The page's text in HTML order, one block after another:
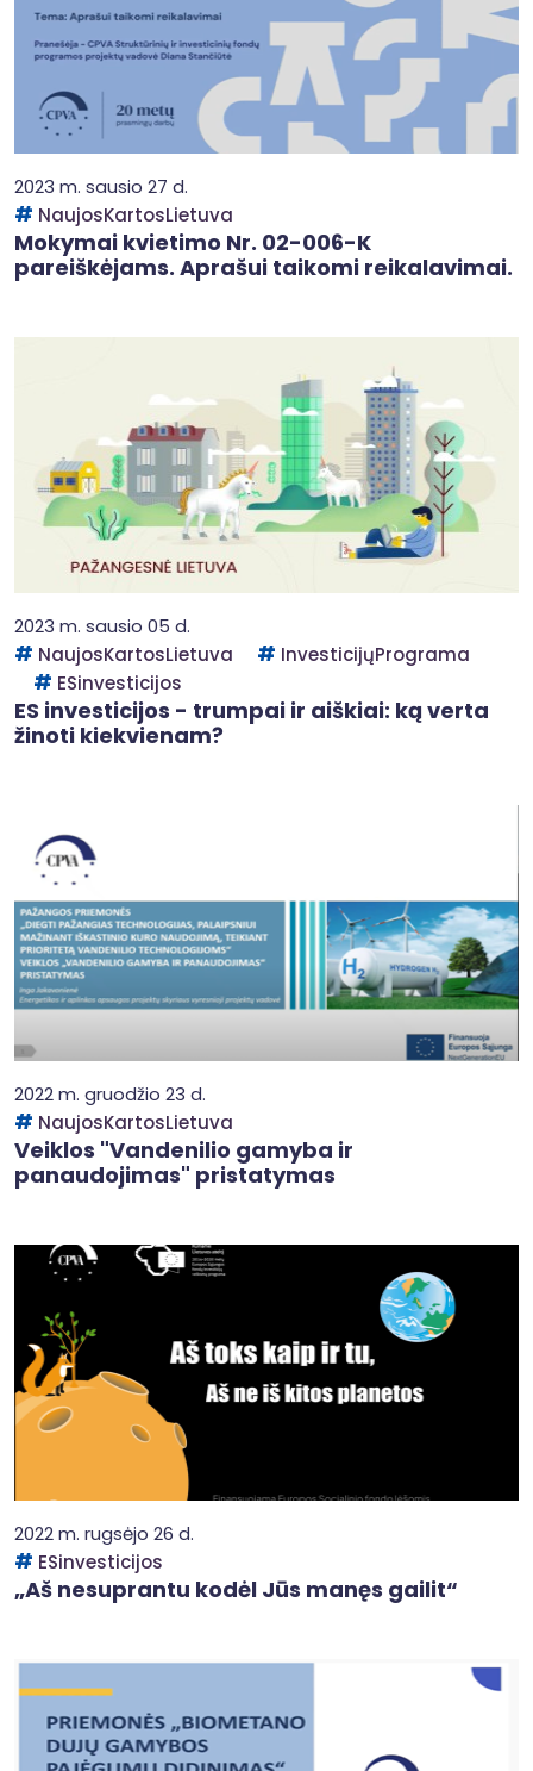
2023 m. sausio 27 d.
NaujosKartosLietuva
Mokymai kvietimo Nr. 02-006-K
pareiškėjams. Aprašui taikomi reikalavimai.
2023 m. sausio 05 d.
NaujosKartosLietuva
InvesticijųPrograma
ESinvesticijos
ES investicijos - trumpai ir aiškiai: ką verta
žinoti kiekvienam?
2022 m. gruodžio 23 d.
NaujosKartosLietuva
Veiklos "Vandenilio gamyba ir
panaudojimas" pristatymas
2022 m. rugsėjo 26 d.
ESinvesticijos
„Aš nesuprantu kodėl Jūs manęs gailit“